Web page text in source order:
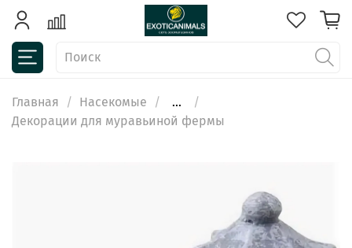
Главная Насекомые
...
Декорации для муравьиной фермы